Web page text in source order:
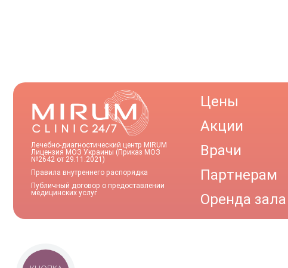
Лечебно-диагностический центр MIRUM
Лицензия МОЗ Украины (Приказ МОЗ
№2642 от 29.11.2021)
Правила внутреннего распорядка
Публичный договор о предоставлении
медицинских услуг
Цены
Акции
Врачи
Партнерам
Оренда зала